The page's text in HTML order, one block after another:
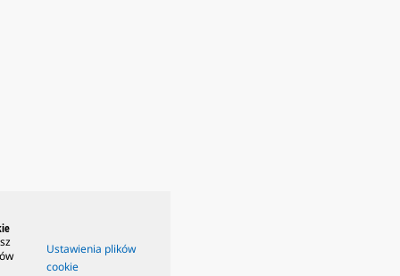
Ustawienia plików
cookie